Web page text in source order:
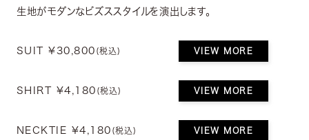
生地がモダンなビズススタイルを演出します。
SUIT ¥30,800 (税込) VIEW MORE
SHIRT ¥4,180 (税込) VIEW MORE
NECKTIE ¥4,180 (税込) VIEW MORE